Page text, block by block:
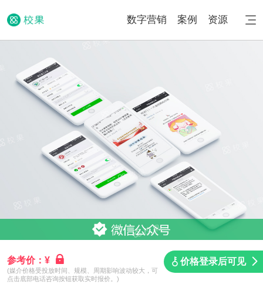
数字营销 案例 资源
参考价：¥ 价格登录后可见
(媒介价格受投放时间、规模、周期影响波动较大，可
点击底部电话咨询按钮获取实时报价。)